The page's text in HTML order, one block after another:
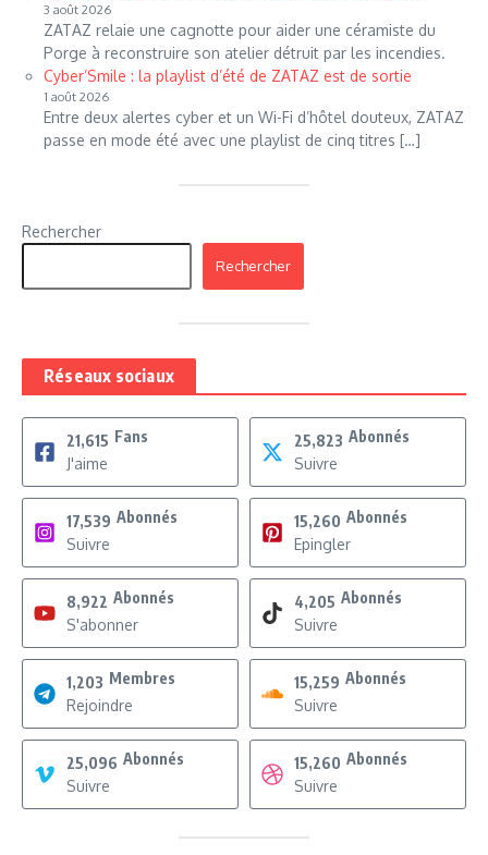
3 août 2026
ZATAZ relaie une cagnotte pour aider une céramiste du
Porge à reconstruire son atelier détruit par les incendies.
Cyber’Smile : la playlist d’été de ZATAZ est de sortie
1 août 2026
Entre deux alertes cyber et un Wi-Fi d’hôtel douteux, ZATAZ
passe en mode été avec une playlist de cinq titres […]
Rechercher
Rechercher
Réseaux sociaux
21,615 Fans
J'aime
25,823 Abonnés
Suivre
17,539 Abonnés
Suivre
15,260 Abonnés
Epingler
8,922 Abonnés
S'abonner
4,205 Abonnés
Suivre
1,203 Membres
Rejoindre
15,259 Abonnés
Suivre
25,096 Abonnés
Suivre
15,260 Abonnés
Suivre